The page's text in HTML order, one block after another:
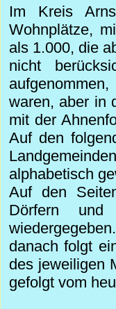
Im Kreis
Wohnplätze,
als 1.000, die
nicht
waren, aber in
mit der
Auf den
alphabetisch
Auf den
Dörfern und
danach folgt
des jeweiligen
gefolgt vom